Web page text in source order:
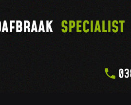
SPECIALIST